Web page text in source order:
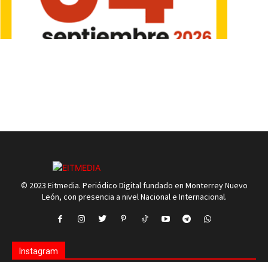
© 2023 Eitmedia. Periódico Digital fundado en Monterrey Nuevo
León, con presencia a nivel Nacional e Internacional.
Instagram